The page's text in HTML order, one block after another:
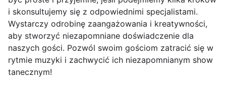
i skonsultujemy się z odpowiednimi specjalistami.
Wystarczy odrobinę zaangażowania i kreatywności,
aby stworzyć niezapomniane doświadczenie dla
naszych gości. Pozwól swoim gościom zatracić się w
rytmie muzyki i zachwycić ich niezapomnianym show
tanecznym!